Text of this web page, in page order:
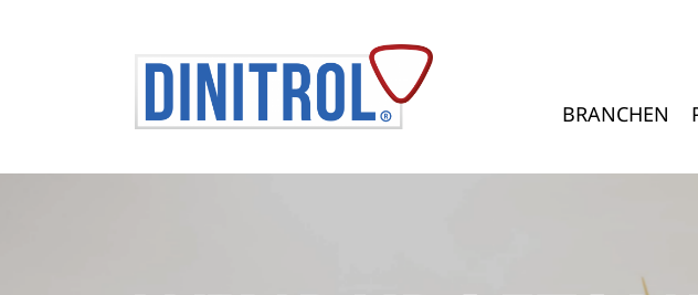
BRANCHEN